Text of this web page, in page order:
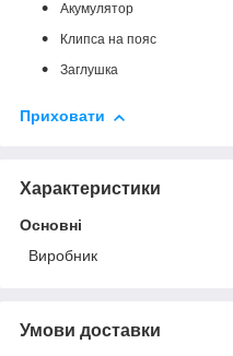
Акумулятор
Клипса на пояс
Заглушка
Приховати
Характеристики
Основні
Виробник
Умови доставки